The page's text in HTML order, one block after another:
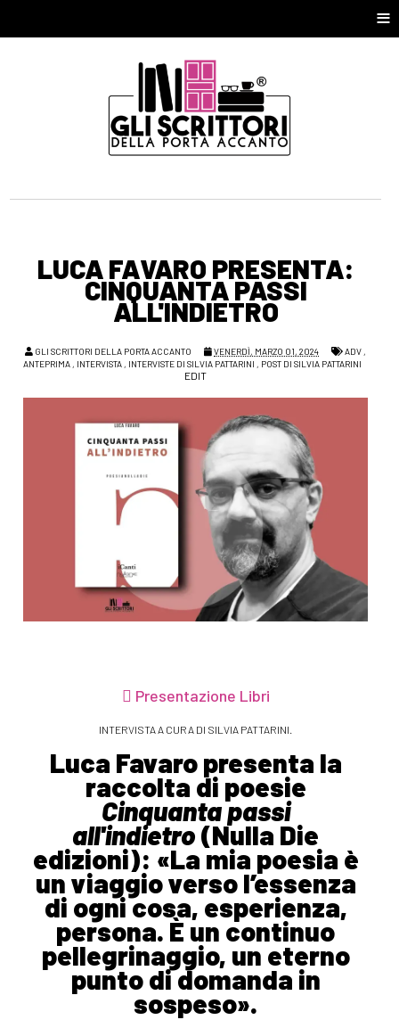
≡
LUCA FAVARO PRESENTA:
CINQUANTA PASSI
ALL'INDIETRO
GLI SCRITTORI DELLA PORTA ACCANTO VENERDÌ, MARZO 01, 2024 ADV ,
ANTEPRIMA , INTERVISTA , INTERVISTE DI SILVIA PATTARINI , POST DI SILVIA PATTARINI
EDIT
Presentazione Libri
INTERVISTA A CURA DI SILVIA PATTARINI.
Luca Favaro presenta la
raccolta di poesie
Cinquanta passi
all'indietro(Nulla Die
edizioni): «La mia poesia è
un viaggio verso l’essenza
di ogni cosa, esperienza,
persona. È un continuo
pellegrinaggio, un eterno
punto di domanda in
sospeso».